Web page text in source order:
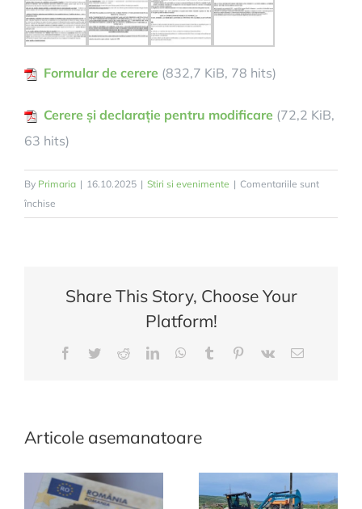
Formular de cerere (832,7 KiB, 78 hits)
Cerere și declarație pentru modificare (72,2 KiB,
63 hits)
By Primaria | 16.10.2025 | Stiri si evenimente | Comentariile sunt
închise
Ajutoare
2025
Share This Story, Choose Your
Platform!
Facebook
TwitterRedditLinkedInWhatsApp
Tumblr Pinterest
Vk
E-
Articole asemanatoare